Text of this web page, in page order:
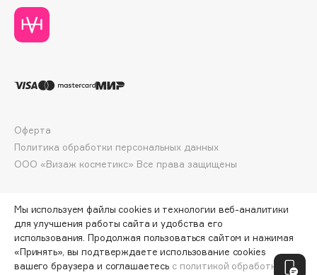
Dior
Divage
Dorco
Dr. Vranjes Firenze
Dr.Althea
Dr.Ceuracle
DSD de Luxe
Dyson
ПО ЗОЛОТОЙ КАРТЕ: 3735 ₽
ООО «Визаж косметикс» Все права защищены
Оферта
Политика обработки персональных данных
Мы используем файлы cookies и технологии веб-аналитики
для улучшения работы сайта и удобства его
использования. Продолжая пользоваться сайтом и нажимая
«Принять», вы подтверждаете использование cookies
вашего браузера и соглашаетесь с политикой обработки